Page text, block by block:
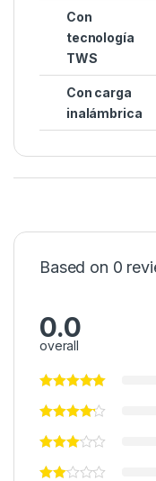
Con
tecnología
TWS
Con carga
inalámbrica
Based on 0
0.0
overall